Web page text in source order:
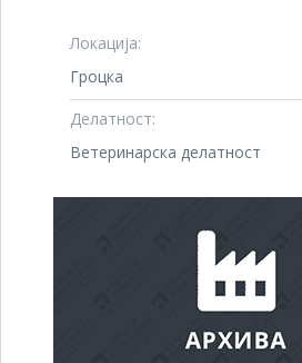
Локација:
Гроцка
Делатност:
Ветеринарска делатност